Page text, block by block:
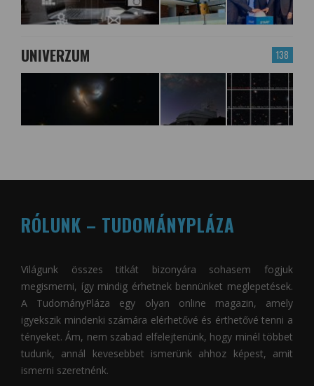
138
UNIVERZUM
RÓLUNK – TUDOMÁNYPLÁZA
Világunk összes titkát bizonyára sohasem fogjuk
megismerni, így mindig érhetnek bennünket meglepetések.
A TudományPláza egy olyan online magazin, amely
igyekszik mindenki számára elérhetővé és érthetővé tenni a
tényeket. Ám, nem szabad elfelejtenünk, hogy minél többet
tudunk, annál kevesebbet ismerünk ahhoz képest, amit
ismerni szeretnénk.